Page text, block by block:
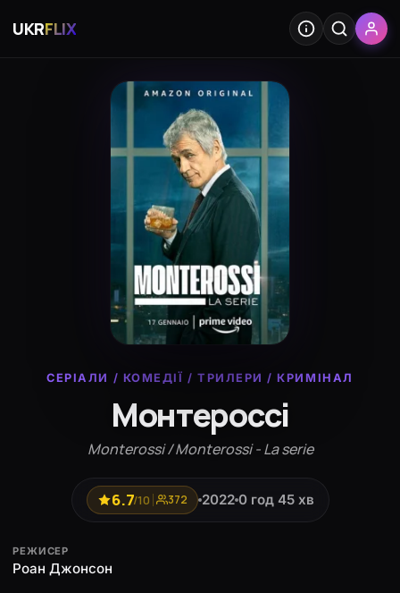
UKRFLIX
СЕРІАЛИ / КОМЕДІЇ /ТРИЛЕРИ /КРИМІНАЛ
Монтероссі
Monterossi / Monterossi - La serie
6.7/10 372 2022 0 год 45 хв
РЕЖИСЕР
Роан Джонсон